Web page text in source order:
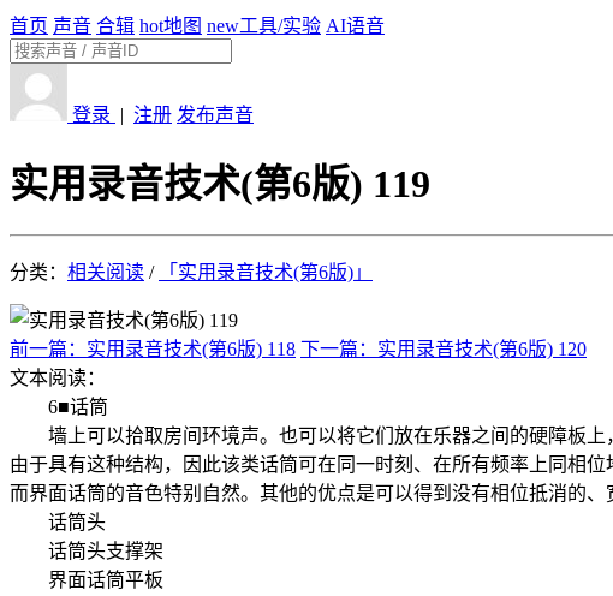
首页 声音 合辑 hot地图 new工具/实验 AI语音
登录 | 注册 发布声音
实用录音技术(第6版) 119
分类： 相关阅读 / 「实用录音技术(第6版)」
前一篇：实用录音技术(第6版) 118 下一篇：实用录音技术(第6版) 120
文本阅读：
6■话筒
墙上可以拾取房间环境声。也可以将它们放在乐器之间的硬障板上
由于具有这种结构，因此该类话筒可在同一时刻、在所有频率上同相
而界面话筒的音色特别自然。其他的优点是可以得到没有相位抵消的
话筒头
话筒头支撑架
界面话筒平板